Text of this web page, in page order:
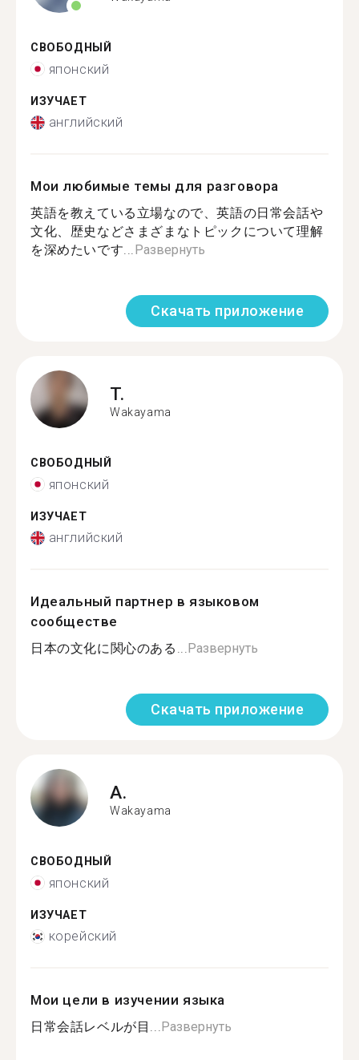
СВОБОДНЫЙ
японский
ИЗУЧАЕТ
английский
Мои любимые темы для разговора
英語を教えている立場なので、英語の日常会話や
文化、歴史などさまざまなトピックについて理解
を深めたいです...Развернуть
Скачать приложение
T.
Wakayama
СВОБОДНЫЙ
японский
ИЗУЧАЕТ
английский
Идеальный партнер в языковом
сообществе
日本の文化に関心のある...Развернуть
Скачать приложение
A.
Wakayama
СВОБОДНЫЙ
японский
ИЗУЧАЕТ
корейский
Мои цели в изучении языка
日常会話レベルが目...Развернуть